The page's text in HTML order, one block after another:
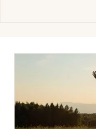
Newsletter des